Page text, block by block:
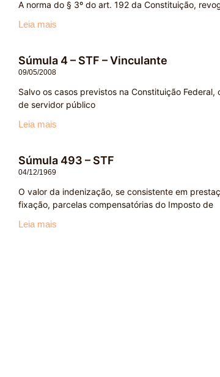
A norma do § 3º do art. 192 da Constituição,
Leia mais
Súmula 4 – STF – Vinculante
09/05/2008
Salvo os casos previstos na Constituição
de servidor público
Leia mais
Súmula 493 – STF
04/12/1969
O valor da indenização, se consistente em
fixação, parcelas compensatórias do Imposto de
Leia mais